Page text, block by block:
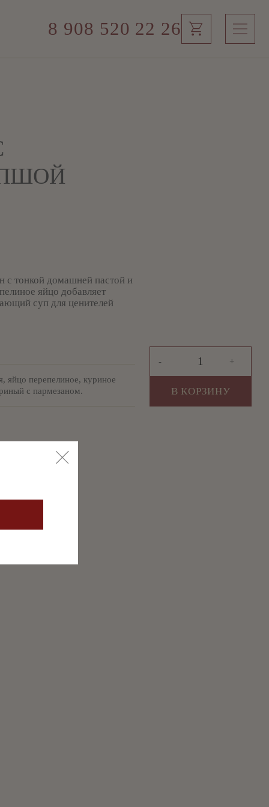
8 908 520 22 26
с тонкой домашней пастой и
яйцо добавляет
суп для ценителей
яйцо перепелиное, куриное
с пармезаном.
- +
В КОРЗИНУ